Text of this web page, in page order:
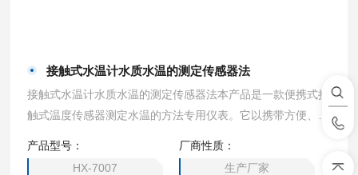
接触式水温计水质水温的测定传感器法
接触式水温计水质水温的测定传感器法本产品是一款便携式接
触式温度传感器测定水温的方法专用仪表。它以携带方便、测
活污水、工业废水和海水等水温的测定。
产品型号：
HX-7007
厂商性质：
生产厂家